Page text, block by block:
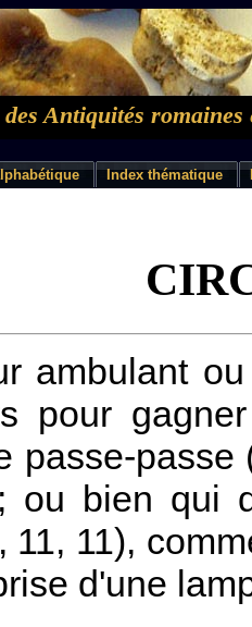
Antiquités romaines
Index thématique
ambulant
pour
passe-
ou bien qui
11, 11),
d'une